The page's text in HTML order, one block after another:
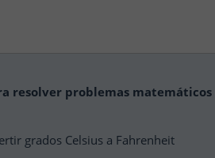
resolver problemas matemáticos
grados Celsius a Fahrenheit